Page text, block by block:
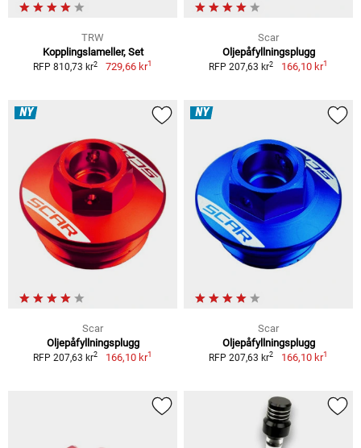
TRW
Kopplingslameller, Set
RFP 810,73 kr2 729,66 kr1
Scar
Oljepåfyllningsplugg
RFP 207,63 kr2 166,10 kr1
NY
Scar
Oljepåfyllningsplugg
RFP 207,63 kr2 166,10 kr1
NY
Scar
Oljepåfyllningsplugg
RFP 207,63 kr2 166,10 kr1